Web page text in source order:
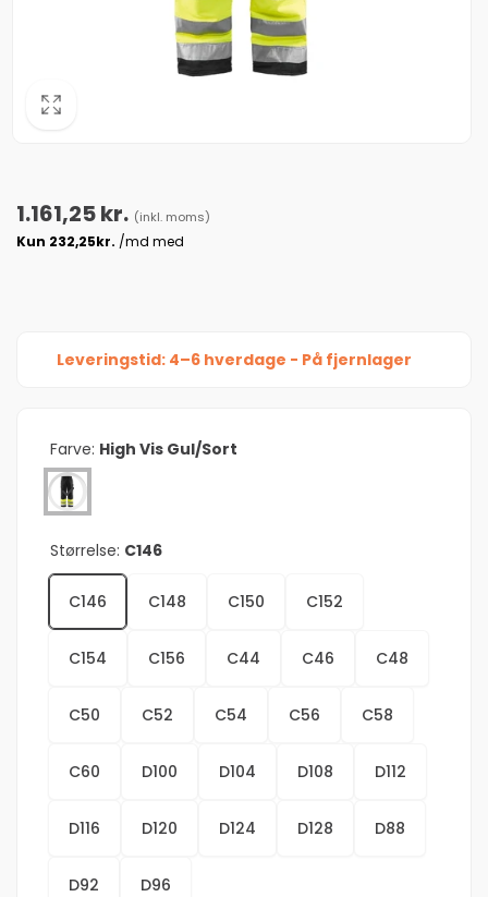
Normalpris
1.161,25 kr. (inkl. moms)
Leveringstid: 4–6 hverdage - På fjernlager
Farve: High Vis Gul/Sort
Størrelse: C146
C146 C148 C150 C152
C154 C156 C44 C46 C48
C50 C52 C54 C56 C58
C60 D100 D104 D108 D112
D116 D120 D124 D128 D88
D92 D96